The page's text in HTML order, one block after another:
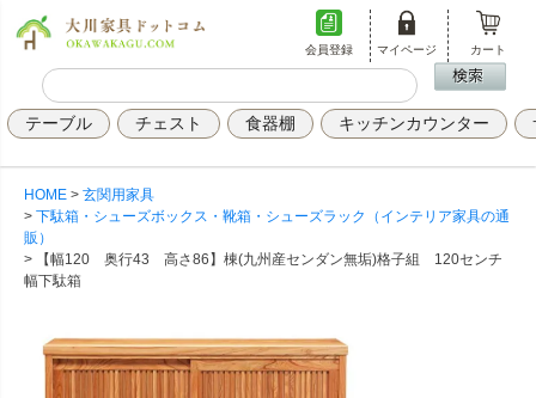
会員登録 マイページ カート
テーブル チェスト 食器棚 キッチンカウンター
HOME
玄関用家具
下駄箱・シューズボックス・靴箱・シューズラック（インテリア家具の通
販）
【幅120 奥行43 高さ86】棟(九州産センダン無垢)格子組 120センチ
幅下駄箱